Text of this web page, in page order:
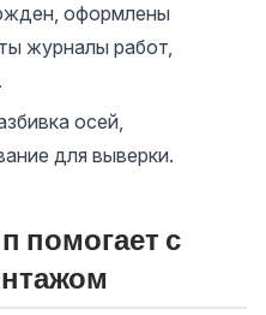
оформлены
журналы работ,
осей,
для выверки.
помогает с